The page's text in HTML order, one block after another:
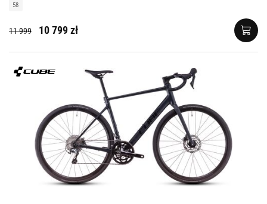
58
11 999 10 799 zł